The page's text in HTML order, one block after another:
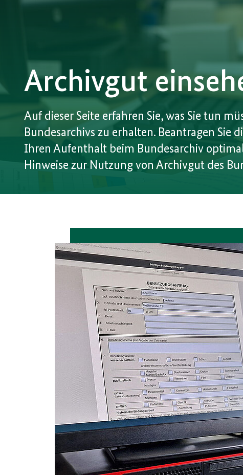
Archivgut
Auf dieser Seite erfahren Sie, was Sie tun
Bundesarchivs zu erhalten. Beantragen Sie
Ihren Aufenthalt beim Bundesarchiv
Hinweise zur Nutzung von Archivgut des